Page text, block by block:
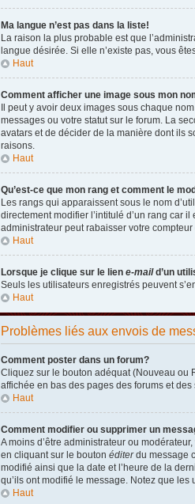
Ma langue n’est pas dans la liste!
La raison la plus probable est que
langue désirée. Si elle n’existe pas, vous
Haut
Comment afficher une image sous mon
Il peut y avoir deux images sous chaque
messages ou votre statut sur le forum. La
avatars et de décider de la manière dont ils
raisons.
Haut
Qu’est-ce que mon rang et comment le
Les rangs qui apparaissent sous le nom
directement modifier l’intitulé d’un rang car
administrateur peut rabaisser votre compteur
Haut
Lorsque je clique sur le lien e-maild’un
Seuls les utilisateurs enregistrés peuvent
Haut
Problèmes liés aux envois de
Comment poster dans un forum?
Cliquez sur le bouton adéquat (Nouveau ou
affichée en bas des pages des forums et des
Haut
Comment modifier ou supprimer un
A moins d’être administrateur ou
en cliquant sur le bouton éditerdu message
modifié ainsi que la date et l’heure de la
qu’ils ont modifié le message. Notez que
Haut